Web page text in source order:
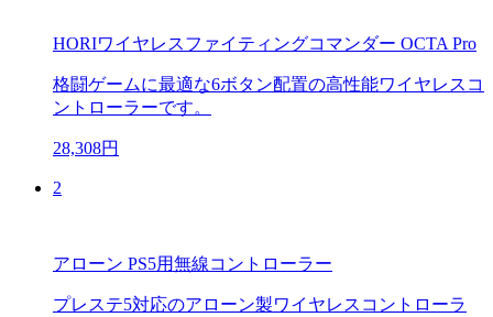
HORIワイヤレスファイティングコマンダー OCTA Pro
格闘ゲームに最適な6ボタン配置の高性能ワイヤレスコ
ントローラーです。
28,308円
2
アローン PS5用無線コントローラー
プレステ5対応のアローン製ワイヤレスコントローラ